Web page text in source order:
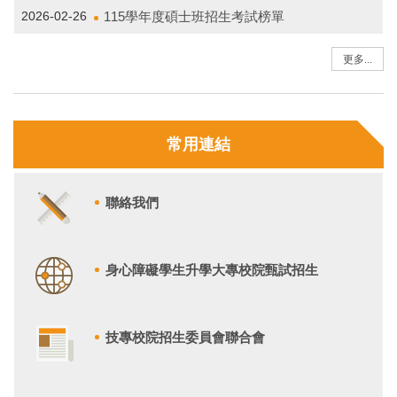
115學年度碩士班招生考試榜單
2026-02-26
更多...
常用連結
聯絡我們
身心障礙學生升學大專校院甄試招生
技專校院招生委員會聯合會